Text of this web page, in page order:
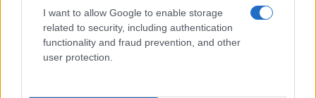
I want to allow Google to enable storage
related to security, including authentication
functionality and fraud prevention, and other
user protection.
«Στη φόρα» για πρώτη φορά
βομβαρδιστικό H-6N με τον πυρηνικό